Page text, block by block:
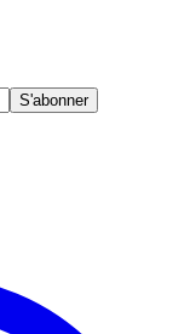
S'abonner